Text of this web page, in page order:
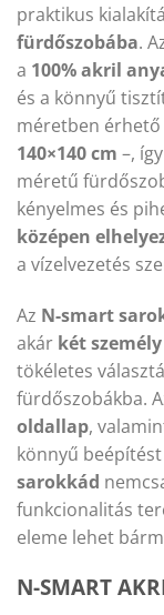
praktikus
fürdőszobába.
a 100% akril
és a könnyű
méretben érhető
140×140 cm –,
méretű
kényelmes és
középen
a vízelvezetés
Az N-smart
akár két
tökéletes
fürdőszobákba.
oldallap,
könnyű
sarokkád
funkcionalitás
eleme lehet
N-SMART